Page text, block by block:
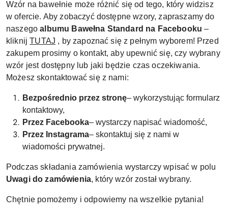
Wzór na bawełnie może różnić się od tego, który widzisz
w ofercie. Aby zobaczyć dostępne wzory, zapraszamy do
naszegoalbumu Bawełna Standard na Facebooku –
kliknijTUTAJ , by zapoznać się z pełnym wyborem! Przed
zakupem prosimy o kontakt, aby upewnić się, czy wybrany
wzór jest dostępny lub jaki będzie czas oczekiwania.
Możesz skontaktować się z nami:
Bezpośrednio przez stronę– wykorzystując formularz
kontaktowy,
Przez Facebooka– wystarczy napisać wiadomość,
Przez Instagrama– skontaktuj się z nami w
wiadomości prywatnej.
Podczas składania zamówienia wystarczy wpisać w polu
Uwagi do zamówienia, który wzór został wybrany.
Chętnie pomożemy i odpowiemy na wszelkie pytania!